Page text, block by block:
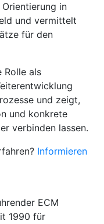
in
und vermittelt
für den
Rolle als
und zeigt,
und konkrete
verbinden lassen.
Informieren
ECM
1990 für